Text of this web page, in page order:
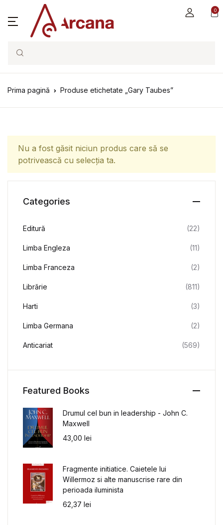
0
Search
Prima pagină Produse etichetate „Gary Taubes”
Nu a fost găsit niciun produs care să se
potrivească cu selecția ta.
Categories
Editură (22)
Limba Engleza (11)
Limba Franceza (2)
Librărie (811)
Harti (3)
Limba Germana (2)
Anticariat (569)
Featured Books
Drumul cel bun in leadership - John C.
Maxwell
43,00 lei
Fragmente initiatice. Caietele lui
Willermoz si alte manuscrise rare din
perioada iluminista
62,37 lei